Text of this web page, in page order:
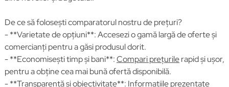
De ce să folosești comparatorul nostru de prețuri?
- **Varietate de opțiuni**: Accesezi o gamă largă de oferte și
comercianți pentru a găsi produsul dorit.
- **Economisești timp și bani**:Compari prețurilerapid și ușor,
pentru a obține cea mai bună ofertă disponibilă.
- **Transparență și obiectivitate**: Informațiile prezentate